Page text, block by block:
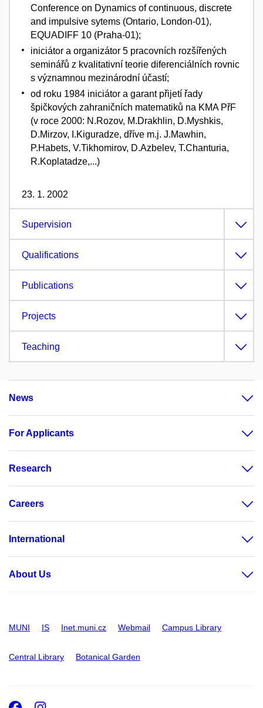
Conference on Dynamics of continuous, discrete
and impulsive sytems (Ontario, London-01),
EQUADIFF 10 (Praha-01);
iniciátor a organizátor 5 pracovních rozšířených
seminářů z kvalitativní teorie diferenciálních rovnic
s významnou mezinárodní účastí;
od roku 1984 iniciátor a garant přijetí řady
špičkových zahraničních matematiků na KMA PřF
(v roce 2000: N.Rozov, M.Drakhlin, D.Myshkis,
D.Mirzov, I.Kiguradze, dříve m.j. J.Mawhin,
P.Habets, V.Tikhomirov, D.Azbelev, T.Chanturia,
R.Koplatadze,...)
23. 1. 2002
Supervision
Qualifications
Publications
Projects
Teaching
News
For Applicants
Research
Careers
International
About Us
MUNI IS Inet.muni.cz Webmail Campus Library
Central Library Botanical Garden